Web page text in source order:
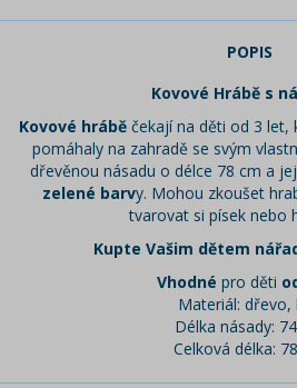
POPIS
Kovové Hrábě s
Kovové hráběčekají na děti od 3 let,
pomáhaly na zahradě se svým
dřevěnou násadu o délce 78 cm a
zelené barvy. Mohou zkoušet
tvarovat si písek nebo
Kupte Vašim dětem
Vhodné pro děti
Materiál: dřevo,
Délka násady:
Celková délka: